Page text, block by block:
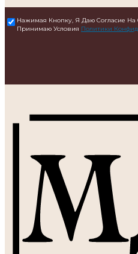
Нажимая Кнопку, Я Даю Согласие
Принимаю Условия Политики